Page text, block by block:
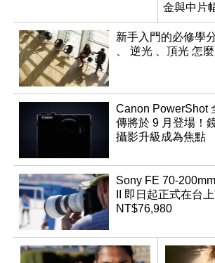
金與中片
新手入門的必修學
、 逆光 、頂光 怎
Canon PowerShot
傳將於 9 月登場！
攝影升級成為焦點
Sony FE 70-
II 即日起正式在台
NT$76,980